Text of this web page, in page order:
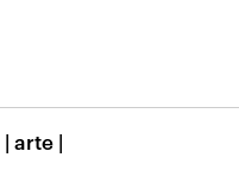
| arte |